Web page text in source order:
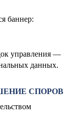
баннер:
управления —
данных.
СПОРОВ